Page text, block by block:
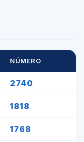
NÚMERO
2740
1818
1768